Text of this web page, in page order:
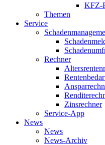
KFZ-
Themen
Service
Rechner
Zinsrechner
Service-App
News
News
News-Archiv